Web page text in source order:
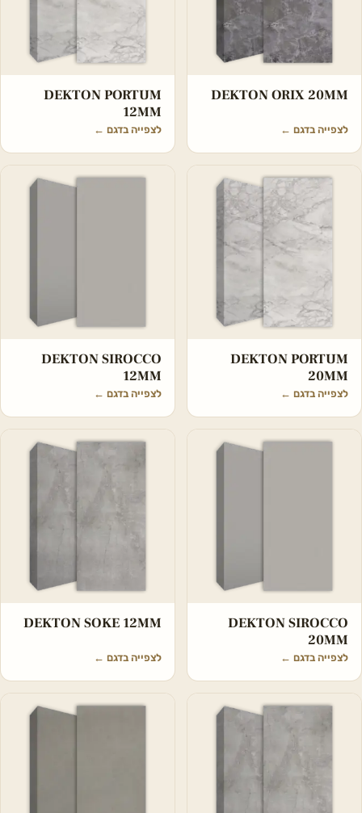
DEKTON ORIX 20MM
לצפייה בדגם ←
DEKTON PORTUM
12MM
לצפייה בדגם ←
DEKTON PORTUM
20MM
לצפייה בדגם ←
DEKTON SIROCCO
12MM
לצפייה בדגם ←
DEKTON SIROCCO
20MM
לצפייה בדגם ←
DEKTON SOKE 12MM
לצפייה בדגם ←